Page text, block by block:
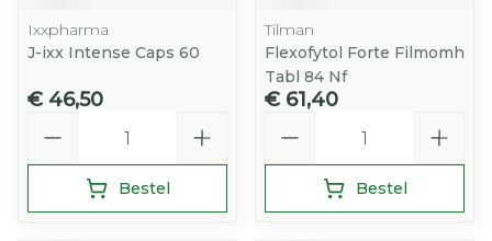
Ixxpharma
J-ixx Intense Caps 60
€ 46,50
Bestel
Tilman
Flexofytol Forte Filmomh
Tabl 84 Nf
€ 61,40
Bestel